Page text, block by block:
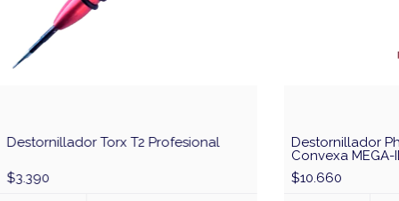
Destornillador Torx T2 Profesional
$3.390
Destornillador
Convexa
2D D
$10.660